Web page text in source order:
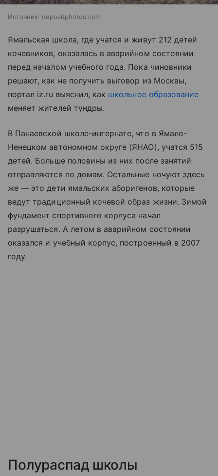
Источник: depositphotos.com
Ямальская школа, где учатся и живут 212 детей
кочевников, оказалась в аварийном состоянии
перед началом учебного года. Пока чиновники
решают, как не получить выговор из Москвы,
портал iz.ru выяснил, как школьное образование
меняет жителей тундры.
В Панаевской школе-интернате, что в Ямало-
Ненецком автономном округе (ЯНАО), учатся 515
детей. Больше половины из них после занятий
отправляются по домам. Остальные ночуют здесь
же — это дети ямальских аборигенов, которые
ведут традиционный кочевой образ жизни. Зимой
фундамент спортивного корпуса начал
разрушаться. А летом в аварийном состоянии
оказался и учебный корпус, построенный в 2007
году.
Полураспад школы